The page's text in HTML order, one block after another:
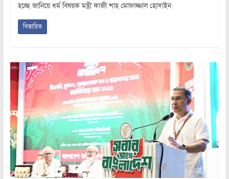
হচ্ছে জানিয়ে ধর্ম বিষয়ক মন্ত্রী কাজী শাহ মোফাজ্জাল হোসাইন
বিস্তারিত